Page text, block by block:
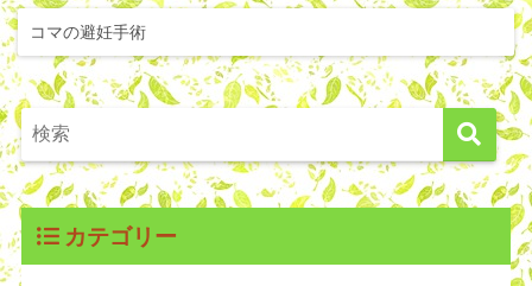
コマの避妊手術
カテゴリー